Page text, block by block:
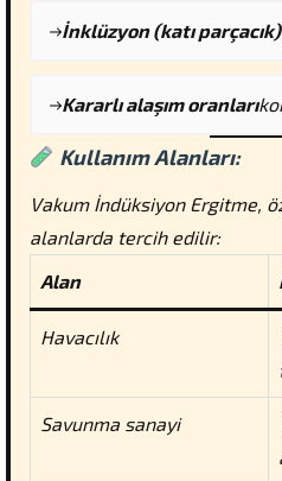
İnklüzyon (katı
Kararlı alaşım oranları
Kullanım Alanları:
Vakum İndüksiyon Ergitme,
alanlarda tercih edilir:
Alan
Havacılık
Savunma sanayi